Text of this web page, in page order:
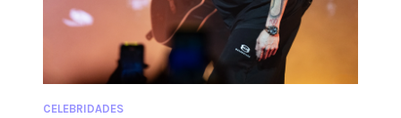
CELEBRIDADES